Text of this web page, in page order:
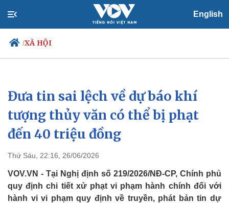
English
/XÃ HỘI
Chính trị
Đảng
Tổ chức nhân sự
Quốc hội
Xã hội
Tin 24h
Dự báo thời tiết
Đưa tin sai lệch về dự báo khí
tượng thủy văn có thể bị phạt
đến 40 triệu đồng
Thứ Sáu, 22:16, 26/06/2026
VOV.VN - Tại Nghị định số 219/2026/NĐ-CP, Chính phủ
quy định chi tiết xử phạt vi phạm hành chính đối với
hành vi vi phạm quy định về truyền, phát bản tin dự